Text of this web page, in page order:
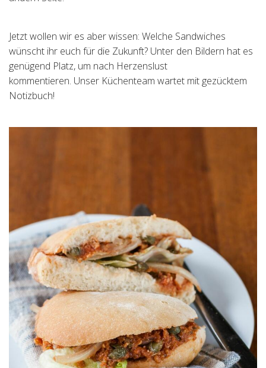
Jetzt wollen wir es aber wissen: Welche Sandwiches
wünscht ihr euch für die Zukunft? Unter den Bildern hat es
genügend Platz, um nach Herzenslust
kommentieren. Unser Küchenteam wartet mit gezücktem
Notizbuch!